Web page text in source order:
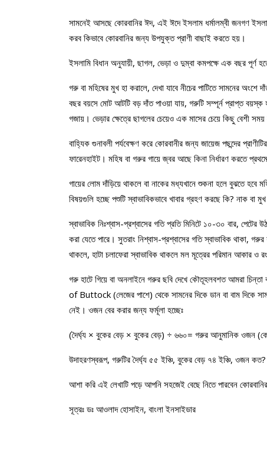
সামনেই আসছে কোরবানির ঈদ, এই ঈদে ইসলাম ধর্মালম্বী জনগণ
করব কিভাবে কোরবানির জন্য উপযুক্ত প্রাণী বাছাই করতে হয়।
ইসলামি বিধান অনুযায়ী, ছাগল, ভেড়া ও দুম্বা কমপক্ষে এক বছর পূর্ণ
গরু বা মহিষের মুখ হা করালে, দেখা যাবে নীচের পাটিতে সামনের
বছর বয়সে মােট আটটি বড় দাঁত পাওয়া যায়, গরুটি সম্পূর্ন প্রাপ্ত
গজায়। ভেড়ার ক্ষেত্রে ছাগলের চেয়েও এক মাসের চেয়ে কিছু বেশী সময়
বাহ্যিক গুনাবলী পর্যবেক্ষণ করে কোরবানীর জন্য জায়েজ পছন্দের
ফারেনহাইট। মহিষ বা গরুর গায়ে জ্বর আছে কিনা নির্ধারণ করতে
গায়ের লােম দাঁড়িয়ে থাকলে বা নাকের মধ্যখানে শুকনা হলে বুঝতে
বিষয়গুলি হচ্ছে পশুটি স্বাভাবিকভাবে খাবার গ্রহণ করছে কি? নাক বা
স্বাভাবিক নিঃশ্বাস-প্রশ্বাসের গতি প্রতি মিনিটে ১০-৩০ বার, পেটের
করা যেতে পারে। সুতরাং নিশ্বাস-প্রশ্বাসের গতি স্বাভাবিক থাকা,
থাকলে, হাটা চলাফেরা স্বাভাবিক থাকলে মল মূত্রের পরিমান আকার ও
গরু হাটে গিয়ে বা অনলাইনে গরুর ছবি দেখে কৌতূহলবশত আমরা
of Buttock (লেজের পাশে) থেকে সামনের দিকে ডান বা বাম দিকে
নেই। ওজন বের করার জন্য ফর্মূলা হচ্ছেঃ
(দৈর্ঘ্য × বুকের বেড় × বুকের বেড়) ÷ ৬৬০= গরুর আনুমানিক ওজন
উদাহরণস্বরূপ, গরুটির দৈর্ঘ্য ৫৫ ইঞ্চি, বুকের বেড় ৭৪ ইঞ্চি, ওজন
আশা করি এই লেখাটি পড়ে আপনি সহজেই বেছে নিতে পারবেন
সূত্রঃ ডঃ আওলাদ হোসাইন, বাংলা ইনসাইডার